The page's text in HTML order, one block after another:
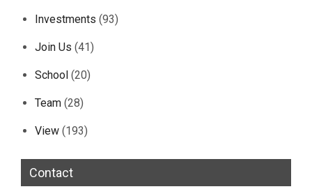
Investments (93)
Join Us (41)
School (20)
Team (28)
View (193)
Contact